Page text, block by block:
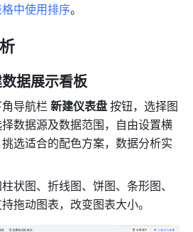
中使用排序。
据展示看板
角导航栏 新建仪表盘 按钮，选择图
数据源及数据范围，自由设置横
选适合的配色方案，数据分析实
状图、折线图、饼图、条形图、
拖动图表，改变图表大小。